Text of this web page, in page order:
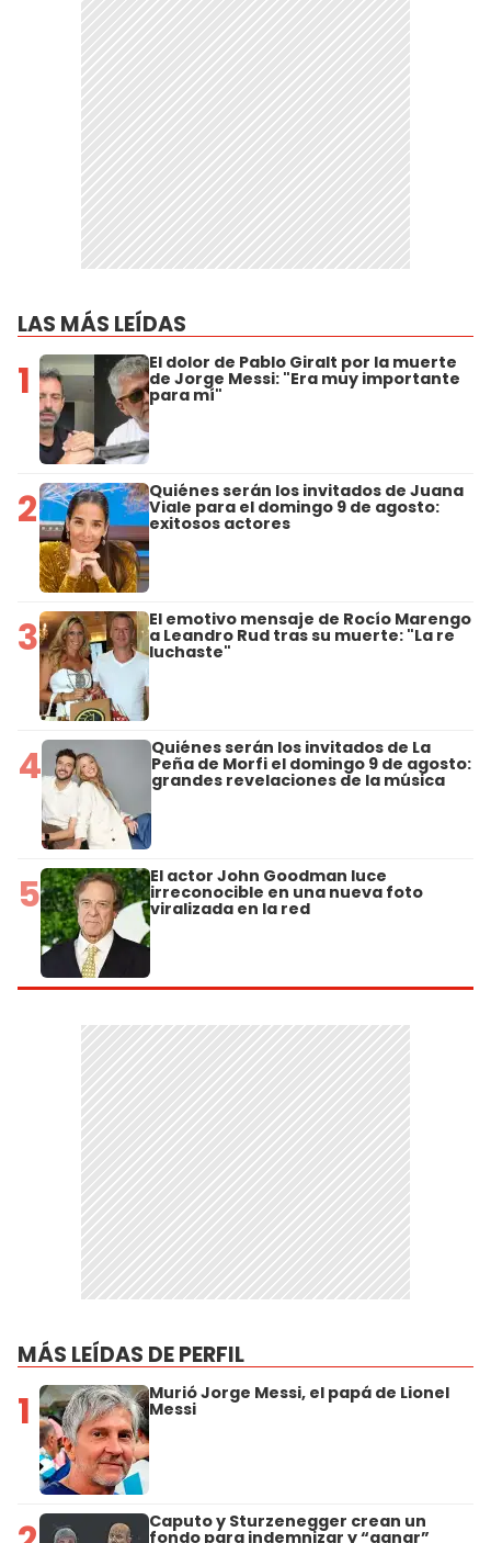
LAS MÁS LEÍDAS
1 El dolor de Pablo Giralt por la muerte
de Jorge Messi: "Era muy importante
para mí"
2 Quiénes serán los invitados de Juana
Viale para el domingo 9 de agosto:
exitosos actores
3 El emotivo mensaje de Rocío Marengo
a Leandro Rud tras su muerte: "La re
luchaste"
4 Quiénes serán los invitados de La
Peña de Morfi el domingo 9 de agosto:
grandes revelaciones de la música
5 El actor John Goodman luce
irreconocible en una nueva foto
viralizada en la red
MÁS LEÍDAS DE PERFIL
1 Murió Jorge Messi, el papá de Lionel
Messi
Caputo y Sturzenegger crean un
fondo para indemnizar y “ganar”